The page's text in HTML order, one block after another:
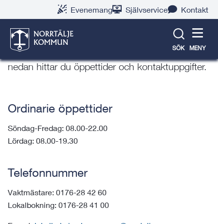
Evenemang Självservice Kontakt
SÖK MENY
Öppettider och kontakt
Välkommen till Norrtälje Sportcentrum. Här
nedan hittar du öppettider och kontaktuppgifter.
Ordinarie öppettider
Söndag-Fredag: 08.00-22.00
Lördag: 08.00-19.30
Telefonnummer
Vaktmästare: 0176-28 42 60
Lokalbokning: 0176-28 41 00